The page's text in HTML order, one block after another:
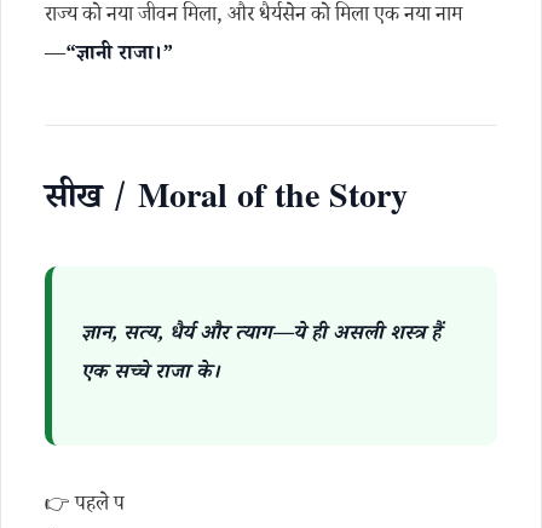
राज्य को नया जीवन मिला, और धैर्यसेन को मिला एक नया नाम
—“ज्ञानी राजा।”
सीख / Moral of the Story
ज्ञान, सत्य, धैर्य और त्याग—ये ही असली शस्त्र हैं
एक सच्चे राजा के।
👉 पहले प